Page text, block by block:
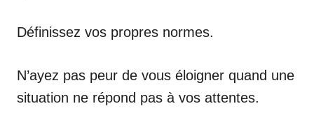
Définissez vos propres normes.
N’ayez pas peur de vous éloigner quand une
situation ne répond pas à vos attentes.